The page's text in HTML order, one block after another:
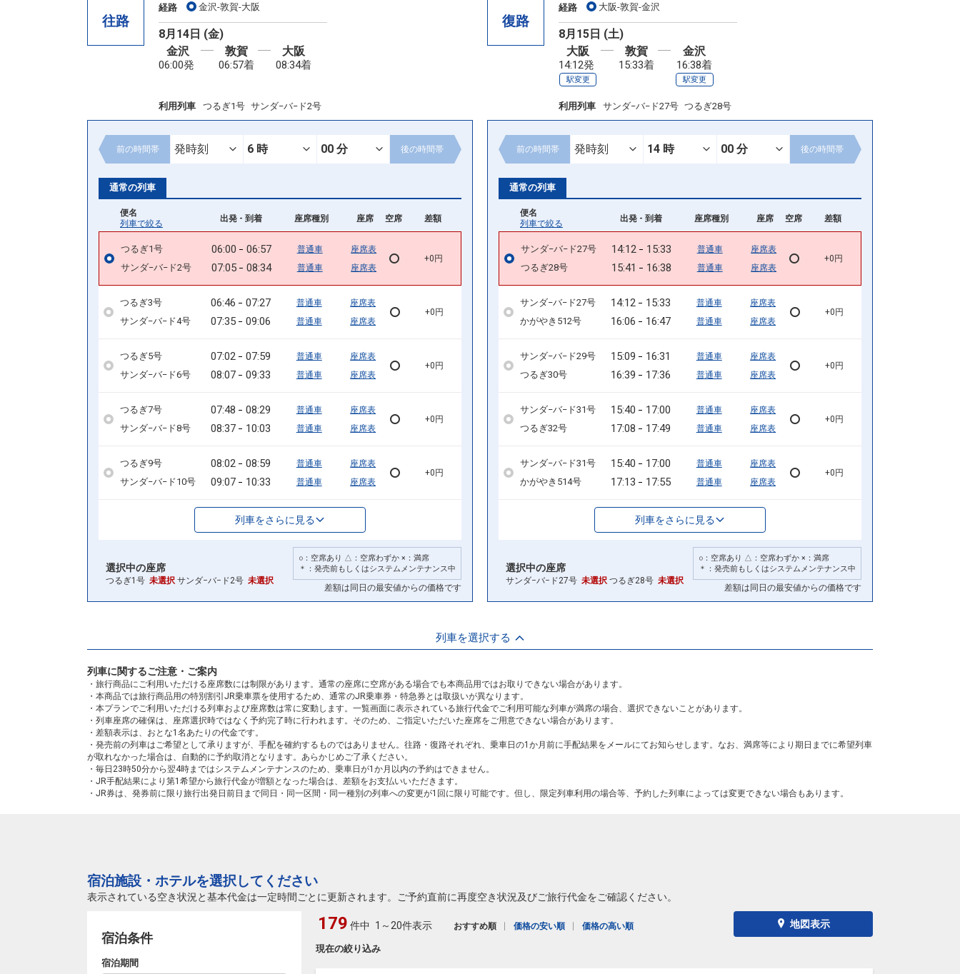
往路
経路 金沢-敦賀-大阪
8月14日 (金)
金沢
06:00発
敦賀
06:57着
大阪
08:34着
利用列車 つるぎ1号 サンダ−バ−ド2号
前の時間帯 後の時間帯
通常の列車
便名
列車で絞る
出発 - 到着 座席種別 座席 空席 差額
つるぎ1号 06:00 06:57 普通車 座席表
サンダ−バ−ド2号 07:05 08:34 普通車 座席表
+0円
つるぎ3号 06:46 07:27 普通車 座席表
サンダ−バ−ド4号 07:35 09:06 普通車 座席表
+0円
つるぎ5号 07:02 07:59 普通車 座席表
サンダ−バ−ド6号 08:07 09:33 普通車 座席表
+0円
つるぎ7号 07:48 08:29 普通車 座席表
サンダ−バ−ド8号 08:37 10:03 普通車 座席表
+0円
つるぎ9号 08:02 08:59 普通車 座席表
サンダ−バ−ド10号 09:07 10:33 普通車 座席表
+0円
列車をさらに見る
○：空席あり △：空席わずか ×：満席
＊：発売前もしくはシステムメンテナンス中
差額は同日の最安値からの価格です
選択中の座席
つるぎ1号 未選択 サンダ−バ−ド2号 未選択
復路
経路 大阪-敦賀-金沢
8月15日 (土)
大阪
14:12発
駅変更
敦賀
15:33着
金沢
16:38着
駅変更
利用列車 サンダ−バ−ド27号 つるぎ28号
前の時間帯 後の時間帯
通常の列車
便名
列車で絞る
出発 - 到着 座席種別 座席 空席 差額
サンダ−バ−ド27号 14:12 15:33 普通車 座席表
つるぎ28号 15:41 16:38 普通車 座席表
+0円
サンダ−バ−ド27号 14:12 15:33 普通車 座席表
かがやき512号 16:06 16:47 普通車 座席表
+0円
サンダ−バ−ド29号 15:09 16:31 普通車 座席表
つるぎ30号 16:39 17:36 普通車 座席表
+0円
サンダ−バ−ド31号 15:40 17:00 普通車 座席表
つるぎ32号 17:08 17:49 普通車 座席表
+0円
サンダ−バ−ド31号 15:40 17:00 普通車 座席表
かがやき514号 17:13 17:55 普通車 座席表
+0円
列車をさらに見る
○：空席あり △：空席わずか ×：満席
＊：発売前もしくはシステムメンテナンス中
差額は同日の最安値からの価格です
選択中の座席
サンダ−バ−ド27号 未選択 つるぎ28号 未選択
列車を選択する
列車に関するご注意・ご案内
・旅行商品にご利用いただける座席数には制限があります。通常の座席に空席がある場合でも本商品用ではお取りできない場合があります。
・本商品では旅行商品用の特別割引JR乗車票を使用するため、通常のJR乗車券・特急券とは取扱いが異なります。
・本プランでご利用いただける列車および座席数は常に変動します。一覧画面に表示されている旅行代金でご利用可能な列車が満席の場合、選択できないことがあります。
・列車座席の確保は、座席選択時ではなく予約完了時に行われます。そのため、ご指定いただいた座席をご用意できない場合があります。
・差額表示は、おとな1名あたりの代金です。
・発売前の列車はご希望として承りますが、手配を確約するものではありません。往路・復路それぞれ、乗車日の1か月前に手配結果をメールにてお知らせします。なお、満席等により期日までに希望列車
が取れなかった場合は、自動的に予約取消となります。あらかじめご了承ください。
・毎日23時50分から翌4時まではシステムメンテナンスのため、乗車日が1か月以内の予約はできません。
・JR手配結果により第1希望から旅行代金が増額となった場合は、差額をお支払いいただきます。
・JR券は、発券前に限り旅行出発日前日まで同日・同一区間・同一種別の列車への変更が1回に限り可能です。但し、限定列車利用の場合等、予約した列車によっては変更できない場合もあります。
宿泊施設・ホテルを選択してください
表示されている空き状況と基本代金は一定時間ごとに更新されます。ご予約直前に再度空き状況及びご旅行代金をご確認ください。
宿泊条件
宿泊期間
地図表示
現在の絞り込み
179 件中 1～20件表示 おすすめ順 価格の安い順 価格の高い順